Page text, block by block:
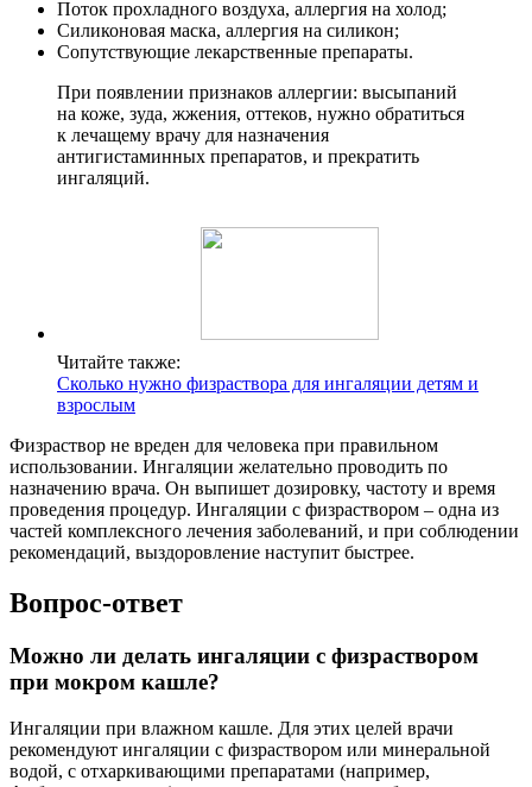
Поток прохладного воздуха, аллергия на холод;
Силиконовая маска, аллергия на силикон;
Сопутствующие лекарственные препараты.
При появлении признаков аллергии: высыпаний
на коже, зуда, жжения, оттеков, нужно обратиться
к лечащему врачу для назначения
антигистаминных препаратов, и прекратить
ингаляций.
Читайте также:
Сколько нужно физраствора для ингаляции детям и
взрослым
Физраствор не вреден для человека при правильном
использовании. Ингаляции желательно проводить по
назначению врача. Он выпишет дозировку, частоту и время
проведения процедур. Ингаляции с физраствором – одна из
частей комплексного лечения заболеваний, и при соблюдении
рекомендаций, выздоровление наступит быстрее.
Вопрос-ответ
Можно ли делать ингаляции с физраствором
при мокром кашле?
Ингаляции при влажном кашле. Для этих целей врачи
рекомендуют ингаляции с физраствором или минеральной
водой, с отхаркивающими препаратами (например,